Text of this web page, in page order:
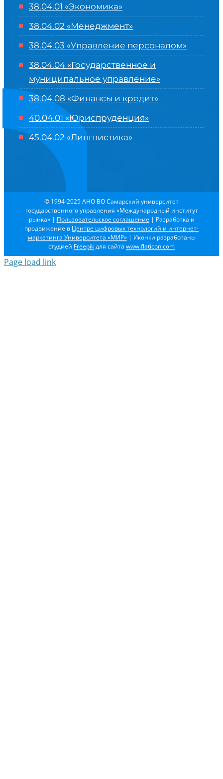
38.04.01 «Экономика»
38.04.02 «Менеджмент»
38.04.03 «Управление персоналом»
38.04.04 «Государственное и
муниципальное управление»
38.04.08 «Финансы и кредит»
40.04.01 «Юриспруденция»
45.04.02 «Лингвистика»
© 1994-2025 АНО ВО Самарский университет
государственного управления «Международный институт
рынка» | Пользовательское соглашение | Разработка и
продвижение в Центре цифровых технологий и интернет-
маркетинга Университета «МИР»| Иконки разработаны
студией Freepikдля сайта www.flaticon.com
Page load link